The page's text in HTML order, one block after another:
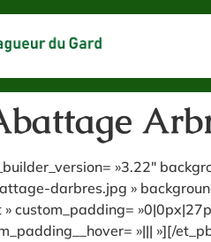
»3.22″
darbres.jpg »
custom_padding=
»||| »][/